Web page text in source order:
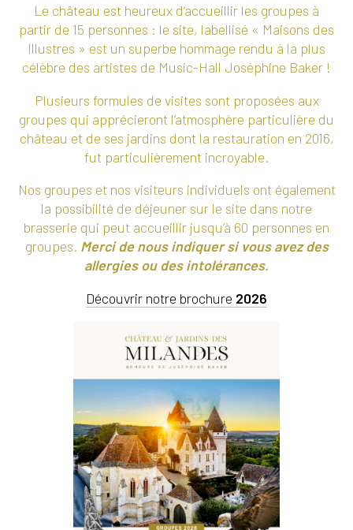
Le château est heureux d’accueillir les groupes à
partir de 15 personnes : le site, labellisé « Maisons des
Illustres » est un superbe hommage rendu à la plus
célèbre des artistes de Music-Hall Joséphine Baker !
Plusieurs formules de visites sont proposées aux
groupes qui apprécieront l’atmosphère particulière du
château et de ses jardins dont la restauration en 2016,
fut particulièrement incroyable.
Nos groupes et nos visiteurs individuels ont également
la possibilité de déjeuner sur le site dans notre
brasserie qui peut accueillir jusqu’à 60 personnes en
groupes. Merci de nous indiquer si vous avez des
allergies ou des intolérances.
Découvrir notre brochure 2026